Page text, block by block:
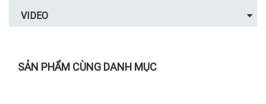
VIDEO
SẢN PHẨM CÙNG DANH MỤC